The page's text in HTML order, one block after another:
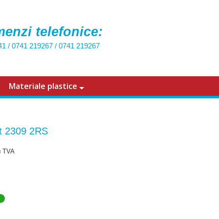
telefonice:
/ 0741 219267/ 0741 219267
Materiale plastice
2309 2RS
TVA